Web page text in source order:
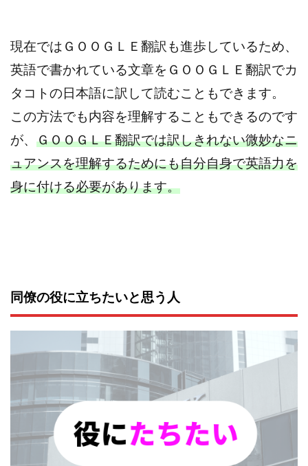
現在ではＧＯＯＧＬＥ翻訳も進歩しているため、
英語で書かれている文章をＧＯＯＧＬＥ翻訳でカ
タコトの日本語に訳して読むこともできます。
この方法でも内容を理解することもできるのです
が、 ＧＯＯＧＬＥ翻訳では訳しきれない微妙なニ
ュアンスを理解するためにも自分自身で英語力を
身に付ける必要があります。
同僚の役に立ちたいと思う人